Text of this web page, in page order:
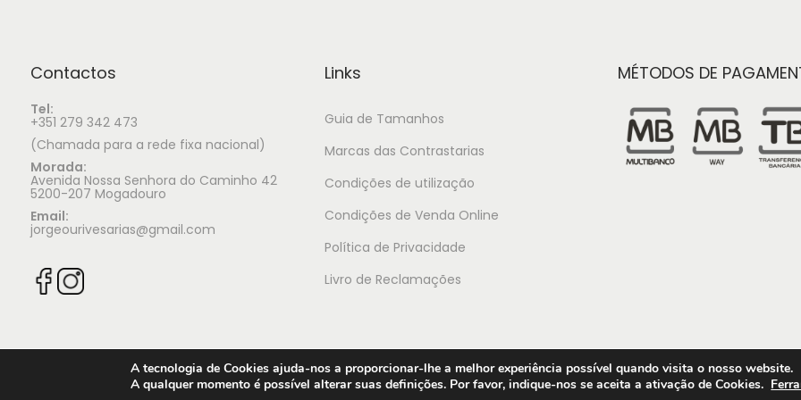
Contactos
Tel:
+351 279 342 473
(Chamada para a rede fixa nacional)
Morada:
Avenida Nossa Senhora do Caminho 42
5200-207 Mogadouro
Email:
jorgeourivesarias@gmail.com
Links
Guia de Tamanhos
Marcas das Contrastarias
Condições de utilização
Condições de Venda Online
Política de Privacidade
Livro de Reclamações
MÉTODOS DE
© 2025 Jorge Ourivesaria |Manutenção: TECH X
A tecnologia de Cookies ajuda-nos a proporcionar-lhe a melhor experiência possível quando visita o nosso website.
A qualquer momento é possível alterar suas definições. Por favor, indique-nos se aceita a ativação de Cookies.